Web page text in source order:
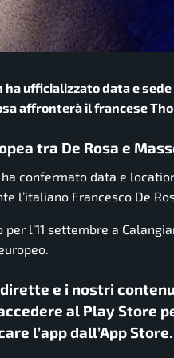
ha ufficializzato data e
affronterà il francese
tra De Rosa e
ha confermato data e
l’italiano Francesco De
per l’11 settembre a
e i nostri
al Play Store
l’app dall’App